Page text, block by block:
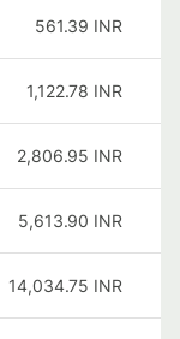
561.39 INR
1,122.78 INR
2,806.95 INR
5,613.90 INR
14,034.75 INR